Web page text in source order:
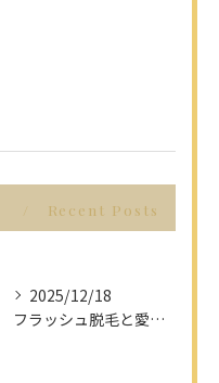
Recent Posts
2025/12/18
フラッシュ脱毛と愛知県名古屋市の最新脱毛事情で理想の美肌を目指す方法